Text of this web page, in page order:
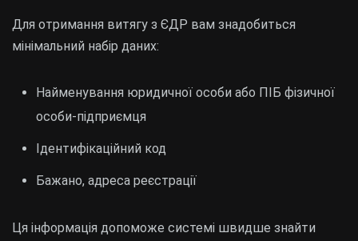
Для отримання витягу з ЄДР вам знадобиться
мінімальний набір даних:
Найменування юридичної особи або ПІБ фізичної
особи-підприємця
Ідентифікаційний код
Бажано, адреса реєстрації
Ця інформація допоможе системі швидше знайти